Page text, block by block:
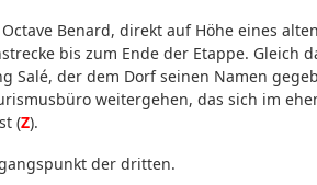
Benard, direkt auf Höhe eines
bis zum Ende der Etappe. Gleich
Salé, der dem Dorf seinen Namen
weitergehen, das sich im
(Z).
der dritten.